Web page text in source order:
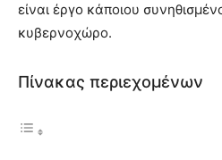
είναι έργο κάποιου
κυβερνοχώρο.
Πίνακας περιεχομένων